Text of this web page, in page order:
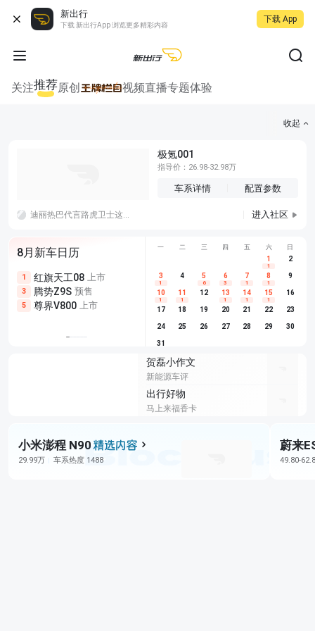
新出行
下载 新出行App 浏览更多精彩内容
下载 App
关注推荐原创 视频直播专题体验
收起
极氪001
指导价：26.98-32.98万
车系详情 配置参数
迪丽热巴代言路虎卫士这个我感觉还行毕竟，最近这个女足这个电影过后是不是又火了一把最近这个人气啥的，代言人其实有没有无所谓的 进入社区
8月新车日历
1 红旗天工08 上市
3 腾势Z9S 预售
5 尊界V800 上市
尊界V680 上市
享界G9 预售
别克至境L7 预售
埃安
长城H10
深蓝S05
一 二 三 四 五 六 日
1
1
2
3
1
4 5
6
6
3
7
1
8
1
9
10
1
11
1
12 13
1
14
1
15
1
16
17 18 19 20 21 22 23
24 25 26 27 28 29 30
31
贺磊小作文
新能源车评
出行好物
马上来福香卡
小米澎程 N90
29.99万 车系热度 1488
蔚来
49.80-